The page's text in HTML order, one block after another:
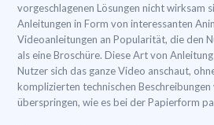
vorgeschlagenen Lösungen nicht wirksam
Anleitungen in Form von interessanten
Videoanleitungen an Popularität, die den
als eine Broschüre. Diese Art von
Nutzer sich das ganze Video anschaut,
komplizierten technischen
überspringen, wie es bei der Papierform